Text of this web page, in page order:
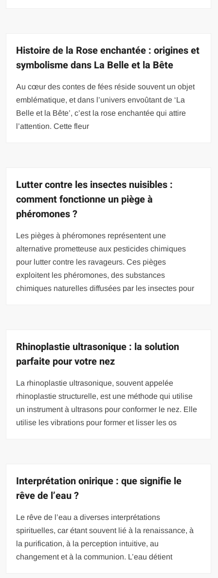
Histoire de la Rose enchantée : origines et
symbolisme dans La Belle et la Bête
Au cœur des contes de fées réside souvent un objet
emblématique, et dans l’univers envoûtant de ‘La
Belle et la Bête’, c’est la rose enchantée qui attire
l’attention. Cette fleur
Lutter contre les insectes nuisibles :
comment fonctionne un piège à
phéromones ?
Les pièges à phéromones représentent une
alternative prometteuse aux pesticides chimiques
pour lutter contre les ravageurs. Ces pièges
exploitent les phéromones, des substances
chimiques naturelles diffusées par les insectes pour
Rhinoplastie ultrasonique : la solution
parfaite pour votre nez
La rhinoplastie ultrasonique, souvent appelée
rhinoplastie structurelle, est une méthode qui utilise
un instrument à ultrasons pour conformer le nez. Elle
utilise les vibrations pour former et lisser les os
Interprétation onirique : que signifie le
rêve de l’eau ?
Le rêve de l’eau a diverses interprétations
spirituelles, car étant souvent lié à la renaissance, à
la purification, à la perception intuitive, au
changement et à la communion. L’eau détient